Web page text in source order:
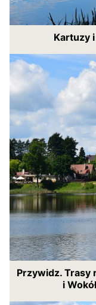
Kartuzy
Przywidz. Trasy
i